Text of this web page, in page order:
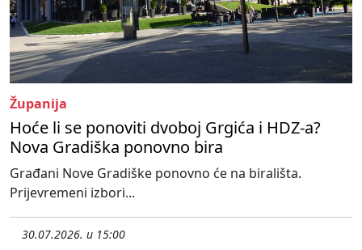
Županija
Hoće li se ponoviti dvoboj Grgića i HDZ-a?
Nova Gradiška ponovno bira
Građani Nove Gradiške ponovno će na birališta.
Prijevremeni izbori...
30.07.2026. u 15:00